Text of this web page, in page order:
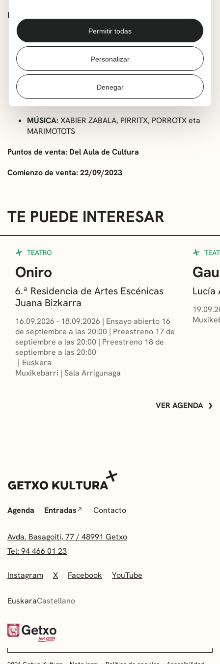
Permitir todas
Personalizar
Denegar
Miembros del grupo:
PIRRITX: AIORA ZULAIKA
PORROTX: JOXE MARI AGIRRETXE
MARIMOTOTS: MERTXE RODRIGUEZ
OIHANA SANCHEZ
IZASKUN FORKADA
MÚSICA: XABIER ZABALA, PIRRITX, PORROTX eta
MARIMOTOTS
Puntos de venta: Del Aula de Cultura
Comienzo de venta: 22/09/2023
TE PUEDE INTERESAR
TEATRO
Oniro
6.ª Residencia de Artes Escénicas
Juana Bizkarra
16.09.2026 - 18.09.2026 | Ensayo abierto 16
de septiembre a las 20:00 | Preestreno 17 de
septiembre a las 20:00 | Preestreno 18 de
septiembre a las 20:00
Euskera
Muxikebarri | Sala Arrigunaga
Lucía
VER AGENDA
Agenda Entradas Contacto
Avda. Basagoiti, 77 / 48991 Getxo
Tel: 94 466 01 23
Instagram X Facebook YouTube
EuskaraCastellano